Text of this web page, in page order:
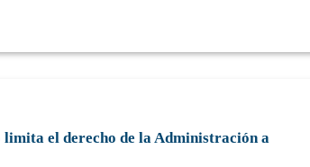
el derecho de la Administración a